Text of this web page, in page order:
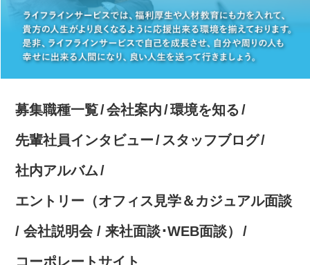
募集職種一覧 会社案内
環境を知る
先輩社員インタビュー
スタッフブログ
社内アルバム
エントリー（オフィス見学＆カジュアル面談
/ 会社説明会 / 来社面談･WEB面談）
コーポレートサイト